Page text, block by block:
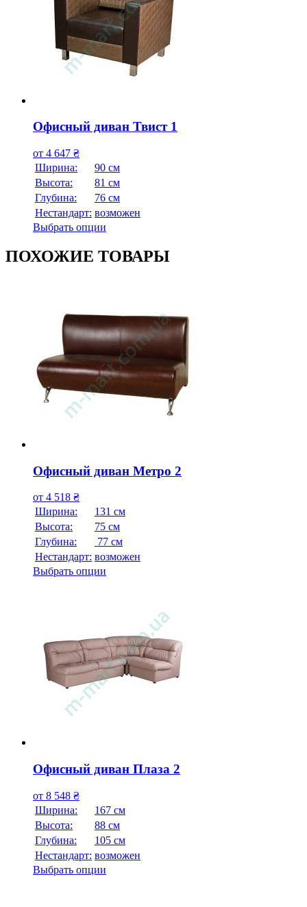
Офисный диван Твист 1
от 4 647 ₴
Ширина:
90 см
Высота:
81 см
Глубина:
76 см
Нестандарт: возможен
Выбрать опции
ПОХОЖИЕ ТОВАРЫ
Офисный диван Метро 2
от 4 518 ₴
Ширина:
131 см
Высота:
75 см
Глубина:
77 см
Нестандарт: возможен
Выбрать опции
Офисный диван Плаза 2
от 8 548 ₴
Ширина:
167 см
Высота:
88 см
Глубина:
105 см
Нестандарт: возможен
Выбрать опции